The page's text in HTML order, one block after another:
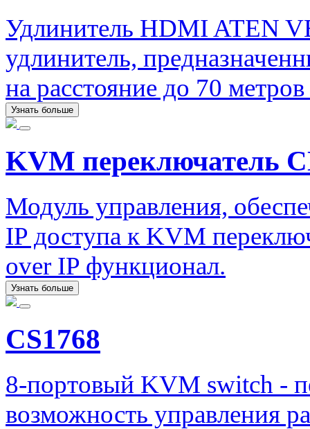
Удлинитель HDMI ATEN
удлинитель,
на расстояние до 70
Узнать больше
KVM переключатель
Модуль управления,
IP доступа к KVM
over IP функционал.
Узнать больше
CS1768
8-портовый KVM switch -
возможность управления